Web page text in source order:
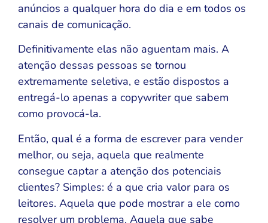
anúncios a qualquer hora do dia e em todos os
canais de comunicação.
Definitivamente elas não aguentam mais. A
atenção dessas pessoas se tornou
extremamente seletiva, e estão dispostos a
entregá-lo apenas a copywriter que sabem
como provocá-la.
Então, qual é a forma de escrever para vender
melhor, ou seja, aquela que realmente
consegue captar a atenção dos potenciais
clientes? Simples: é a que cria valor para os
leitores. Aquela que pode mostrar a ele como
resolver um problema. Aquela que sabe